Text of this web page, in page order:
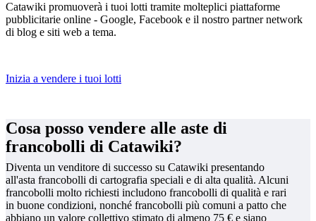
Catawiki promuoverà i tuoi lotti tramite molteplici piattaforme
pubblicitarie online - Google, Facebook e il nostro partner network
di blog e siti web a tema.
Inizia a vendere i tuoi lotti
Cosa posso vendere alle aste di
francobolli di Catawiki?
Diventa un venditore di successo su Catawiki presentando
all'asta francobolli di cartografia speciali e di alta qualità. Alcuni
francobolli molto richiesti includono francobolli di qualità e rari
in buone condizioni, nonché francobolli più comuni a patto che
abbiano un valore collettivo stimato di almeno 75 € e siano